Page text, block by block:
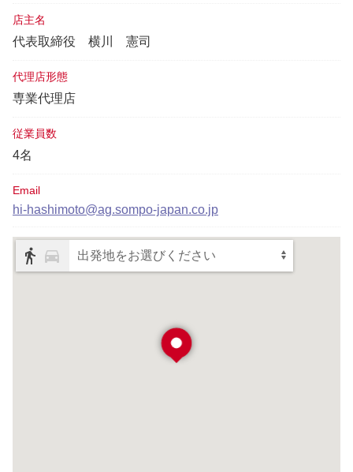
店主名
代表取締役 横川 憲司
代理店形態
専業代理店
従業員数
4名
Email
hi-hashimoto@ag.sompo-japan.co.jp
出発地をお選びください